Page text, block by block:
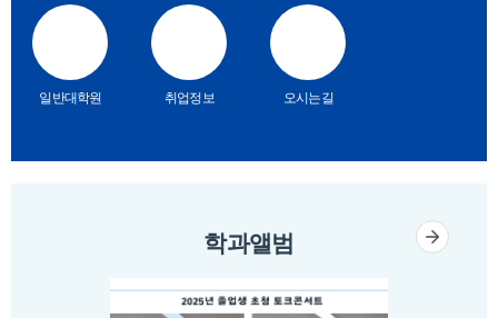
일반대학원 취업정보 오시는길
학과앨범